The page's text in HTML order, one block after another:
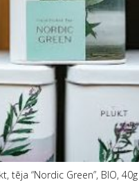
tēja “Nordic Green”, BIO, 40g